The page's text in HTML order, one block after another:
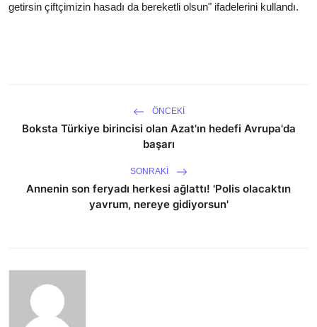
getirsin çiftçimizin hasadı da bereketli olsun" ifadelerini kullandı.
ÖNCEKI
Boksta Türkiye birincisi olan Azat'ın hedefi Avrupa'da
başarı
SONRAKI
Annenin son feryadı herkesi ağlattı! 'Polis olacaktın
yavrum, nereye gidiyorsun'